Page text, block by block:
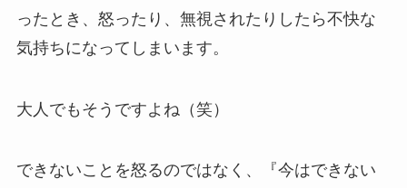
ったとき、怒ったり、無視されたりしたら不快な
気持ちになってしまいます。
大人でもそうですよね（笑）
できないことを怒るのではなく、『今はできない